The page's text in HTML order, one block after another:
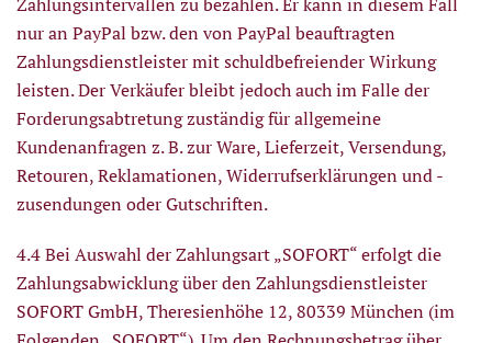
nur an PayPal bzw. den von PayPal beauftragten
Zahlungsdienstleister mit schuldbefreiender Wirkung
leisten. Der Verkäufer bleibt jedoch auch im Falle der
Forderungsabtretung zuständig für allgemeine
Kundenanfragen z. B. zur Ware, Lieferzeit, Versendung,
Retouren, Reklamationen, Widerrufserklärungen und -
zusendungen oder Gutschriften.
4.4 Bei Auswahl der Zahlungsart „SOFORT“ erfolgt die
Zahlungsabwicklung über den Zahlungsdienstleister
SOFORT GmbH, Theresienhöhe 12, 80339 München (im